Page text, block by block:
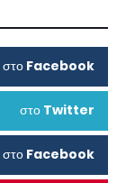
στο Facebook
στο Twitter
στο Facebook